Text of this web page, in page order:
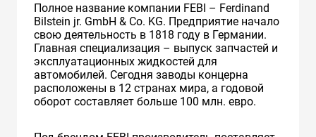
Полное название компании FEBI – Ferdinand
Bilstein jr. GmbH & Co. KG. Предприятие начало
свою деятельность в 1818 году в Германии.
Главная специализация – выпуск запчастей и
эксплуатационных жидкостей для
автомобилей. Сегодня заводы концерна
расположены в 12 странах мира, а годовой
оборот составляет больше 100 млн. евро.